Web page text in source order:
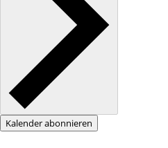
Kalender abonnieren